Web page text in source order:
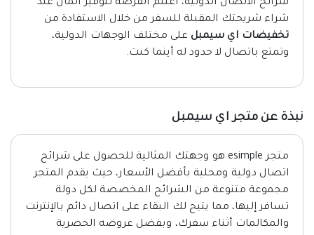
شرائح الاتصال الدولية، اغتنم الفرصة لتوفير المال عند
شراء شريحتك المقبلة للسفر من خلال الاستفادة من
تخفيضات اي سيمبل على مختلف الوجهات الدولية،
وتمتع باتصال لا حدود له أينما كنت.
نبذة عن متجر اي سيمبل
متجر esimple هو وجهتك المثالية للحصول على شرائح
اتصال دولية ومحلية بأفضل الأسعار، حيث يقدم المتجر
مجموعة متنوعة من الشرائح المخصصة لكل دولة
تسافر إليها، مما يتيح لك البقاء على اتصال دائم بالإنترنت
والمكالمات أثناء سفرك، وبفضل عروضه الحصرية